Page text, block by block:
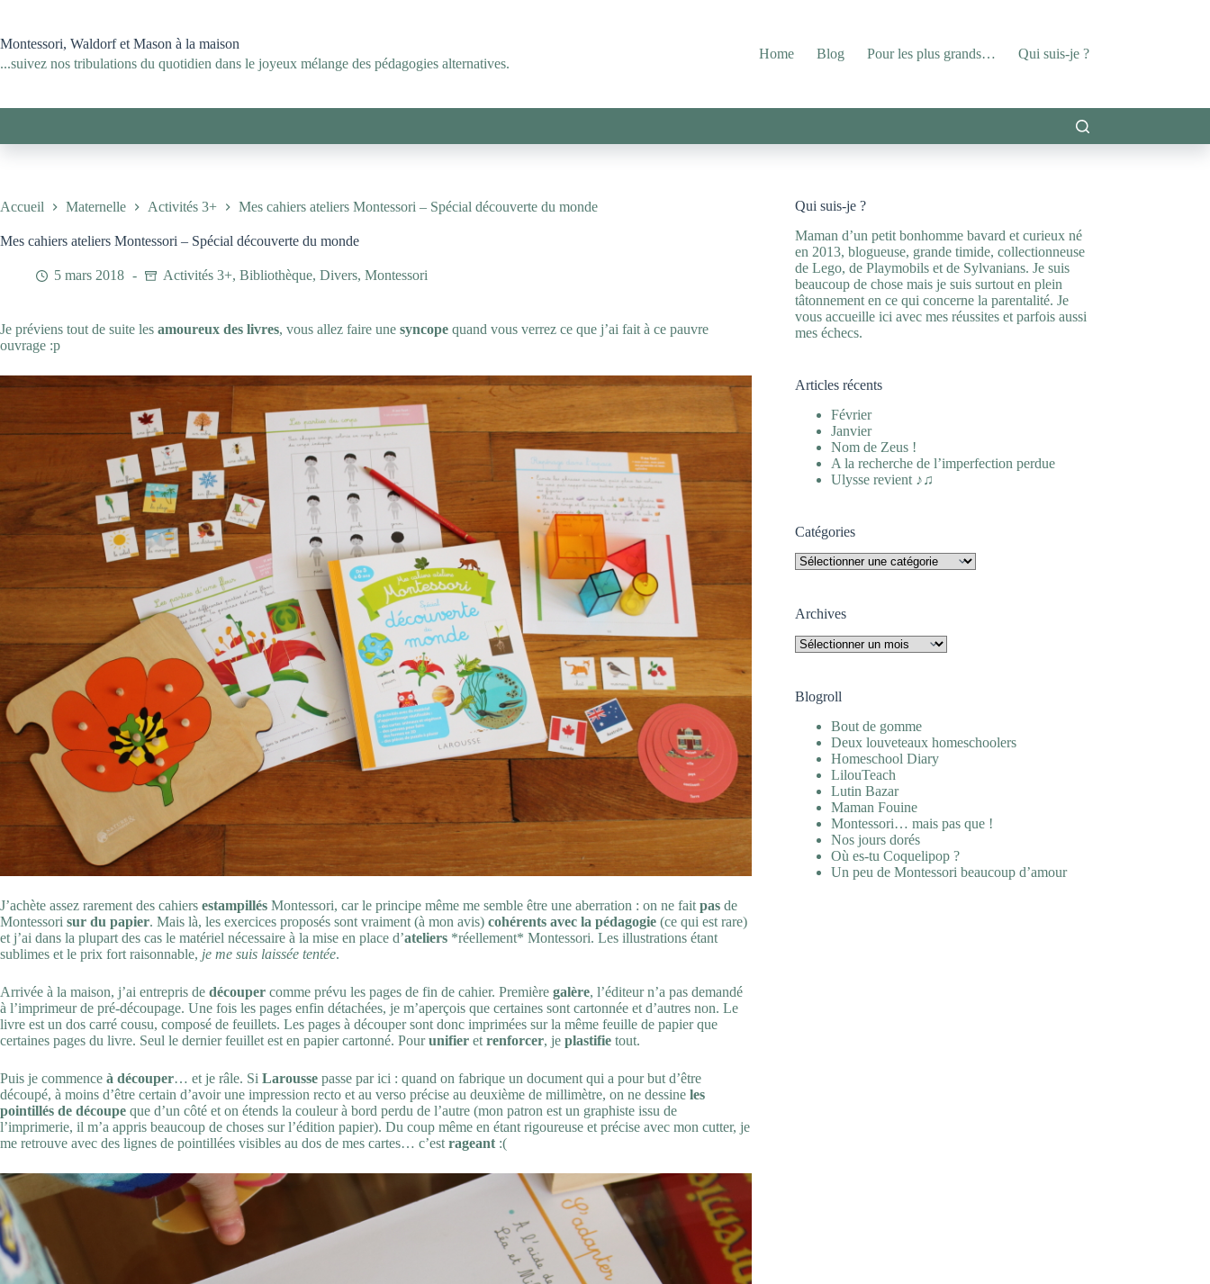
contenu
Montessori, Waldorf et Mason à la maison
...suivez nos tribulations du quotidien dans le joyeux mélange des pédagogies alternatives.
Home Blog Pour les plus grands… Qui suis-je ?
Accueil Maternelle Activités 3+ Mes cahiers ateliers Montessori – Spécial découverte du monde
Mes cahiers ateliers Montessori – Spécial découverte du monde
5 mars 2018 Activités 3+, Bibliothèque, Divers, Montessori
Je préviens tout de suite les amoureux des livres, vous allez faire une syncope quand vous verrez ce que j’ai fait à ce pauvre
ouvrage :p
J’achète assez rarement des cahiers estampillés Montessori, car le principe même me semble être une aberration : on ne fait pas de
Montessori sur du papier. Mais là, les exercices proposés sont vraiment (à mon avis) cohérents avec la pédagogie (ce qui est rare)
et j’ai dans la plupart des cas le matériel nécessaire à la mise en place d’ateliers *réellement* Montessori. Les illustrations étant
sublimes et le prix fort raisonnable, je me suis laissée tentée.
Arrivée à la maison, j’ai entrepris de découper comme prévu les pages de fin de cahier. Première galère, l’éditeur n’a pas demandé
à l’imprimeur de pré-découpage. Une fois les pages enfin détachées, je m’aperçois que certaines sont cartonnée et d’autres non. Le
livre est un dos carré cousu, composé de feuillets. Les pages à découper sont donc imprimées sur la même feuille de papier que
certaines pages du livre. Seul le dernier feuillet est en papier cartonné. Pourunifier et renforcer, je plastifie tout.
Puis je commence à découper… et je râle. Si Larousse passe par ici : quand on fabrique un document qui a pour but d’être
découpé, à moins d’être certain d’avoir une impression recto et au verso précise au deuxième de millimètre, on ne dessine les
pointillés de découpe que d’un côté et on étends la couleur à bord perdu de l’autre (mon patron est un graphiste issu de
l’imprimerie, il m’a appris beaucoup de choses sur l’édition papier). Du coup même en étant rigoureuse et précise avec mon cutter, je
me retrouve avec des lignes de pointillées visibles au dos de mes cartes… c’est rageant :(
Qui suis-je ?
Maman d’un petit bonhomme bavard et curieux né
en 2013, blogueuse, grande timide, collectionneuse
de Lego, de Playmobils et de Sylvanians. Je suis
beaucoup de chose mais je suis surtout en plein
tâtonnement en ce qui concerne la parentalité. Je
vous accueille ici avec mes réussites et parfois aussi
mes échecs.
Articles récents
Février
Janvier
Nom de Zeus !
A la recherche de l’imperfection perdue
Ulysse revient ♪♫
Catégories
Catégories
Archives
Archives
Blogroll
Bout de gomme
Deux louveteaux homeschoolers
Homeschool Diary
LilouTeach
Lutin Bazar
Maman Fouine
Montessori… mais pas que !
Nos jours dorés
Où es-tu Coquelipop ?
Un peu de Montessori beaucoup d’amour